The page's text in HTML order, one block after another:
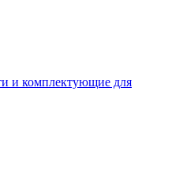
и комплектующие для